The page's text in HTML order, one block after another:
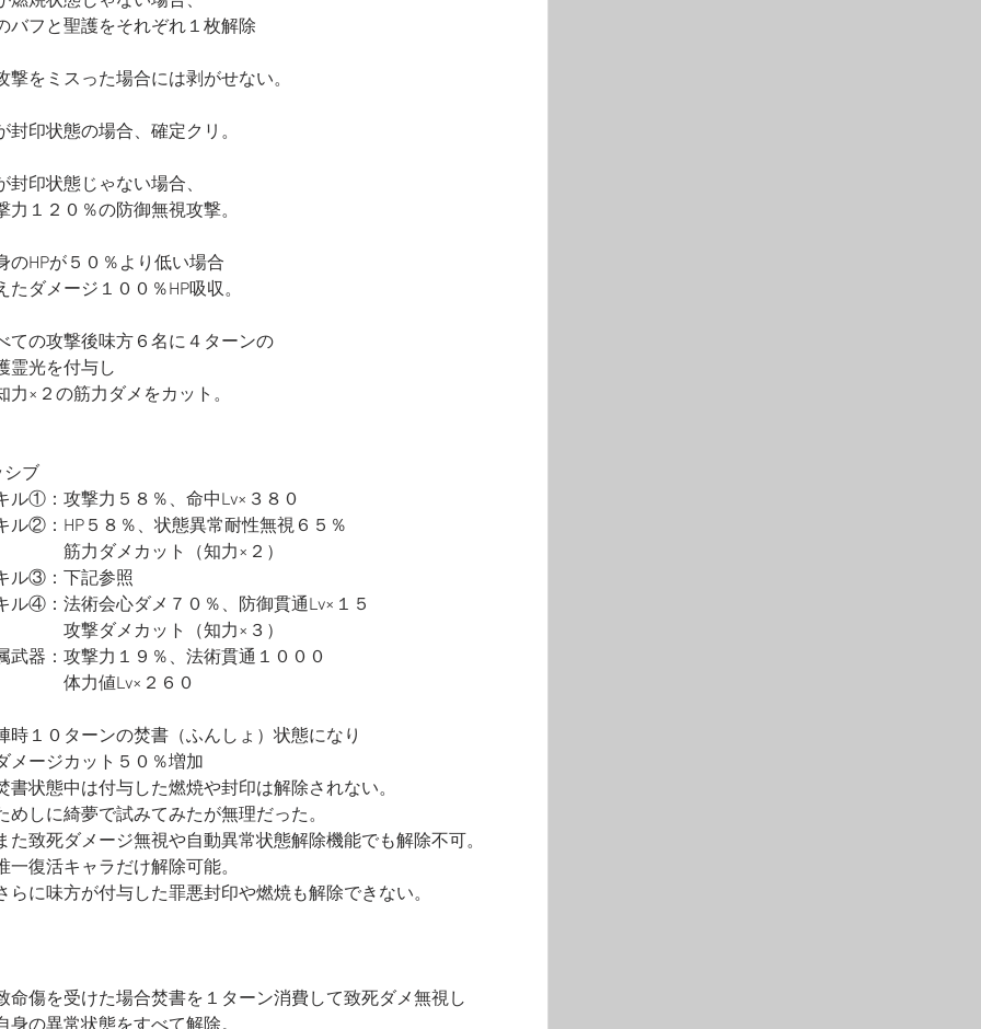
フと聖護をそれぞれ１枚解除
をミスった場合には剥がせない。
印状態の場合、確定クリ。
印状態じゃない場合、
１２０％の防御無視攻撃。
HPが５０％より低い場合
ダメージ１００％HP吸収。
の攻撃後味方６名に４ターンの
光を付与し
×２の筋力ダメをカット。
ブ
①：攻撃力５８％、命中Lv×３８０
②：HP５８％、状態異常耐性無視６５％
ダメカット（知力×２）
③：下記参照
④：法術会心ダメ７０％、防御貫通Lv×１５
ダメカット（知力×３）
器：攻撃力１９％、法術貫通１０００
値Lv×２６０
１０ターンの焚書（ふんしょ）状態になり
ージカット５０％増加
状態中は付与した燃焼や封印は解除されない。
に綺夢で試みてみたが無理だった。
死ダメージ無視や自動異常状態解除機能でも解除不可。
活キャラだけ解除可能。
味方が付与した罪悪封印や燃焼も解除できない。
傷を受けた場合焚書を１ターン消費して致死ダメ無視し